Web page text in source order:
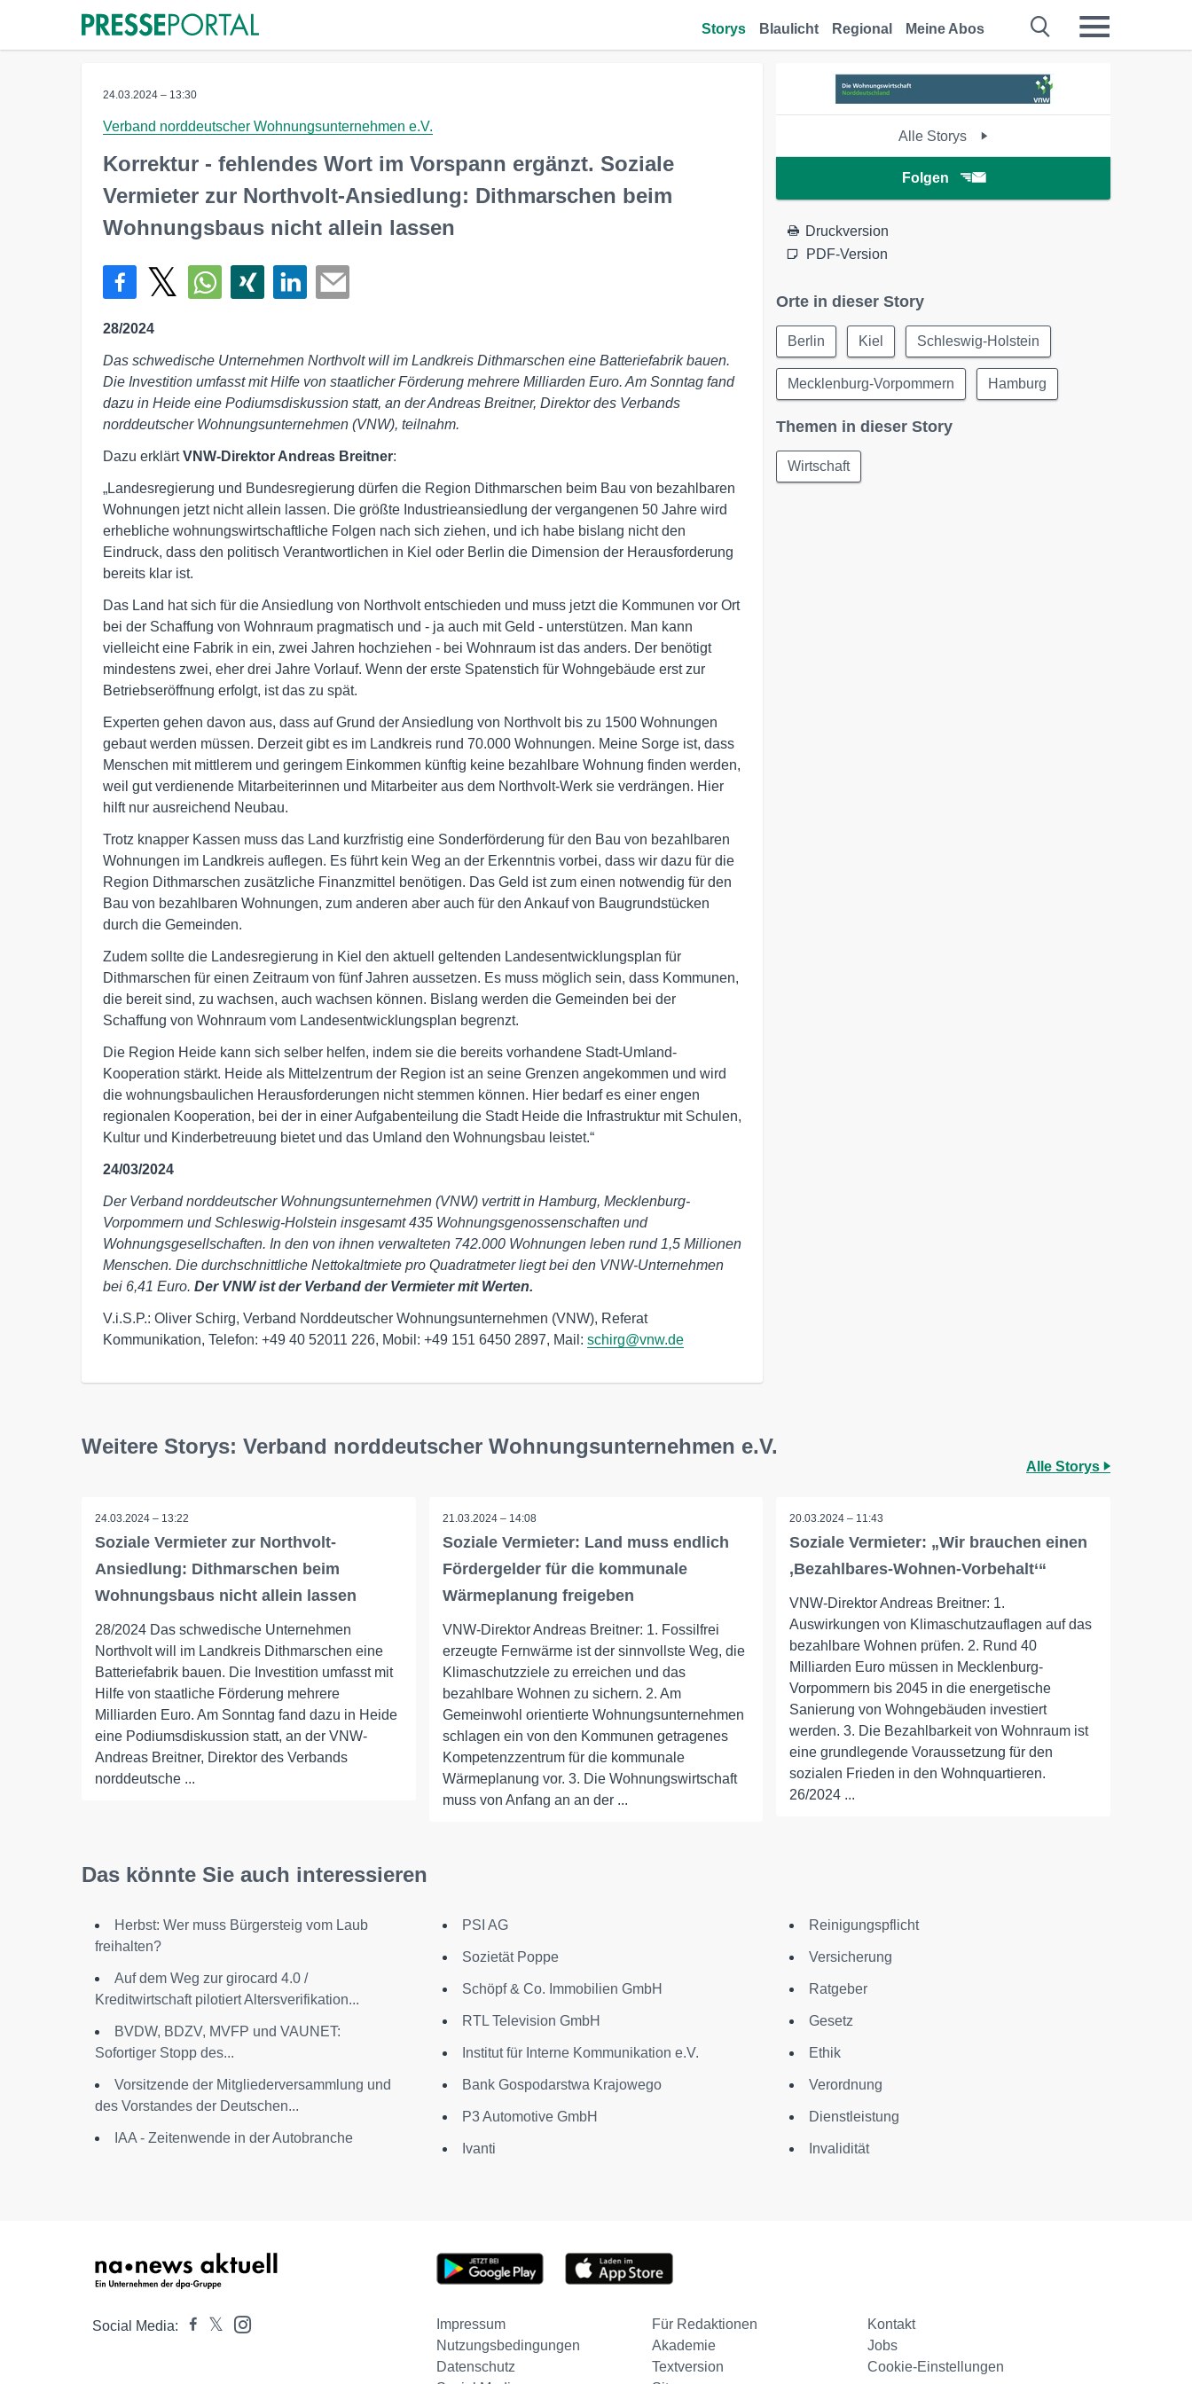
Storys Blaulicht Regional Meine Abos
24.03.2024 – 13:30
Verband norddeutscher Wohnungsunternehmen e.V.
Korrektur - fehlendes Wort im Vorspann ergänzt. Soziale
Vermieter zur Northvolt-Ansiedlung: Dithmarschen beim
Wohnungsbaus nicht allein lassen
28/2024
Das schwedische Unternehmen Northvolt will im Landkreis Dithmarschen eine Batteriefabrik bauen.
Die Investition umfasst mit Hilfe von staatlicher Förderung mehrere Milliarden Euro. Am Sonntag fand
dazu in Heide eine Podiumsdiskussion statt, an der Andreas Breitner, Direktor des Verbands
norddeutscher Wohnungsunternehmen (VNW), teilnahm.
Dazu erklärtVNW-Direktor Andreas Breitner:
„Landesregierung und Bundesregierung dürfen die Region Dithmarschen beim Bau von bezahlbaren
Wohnungen jetzt nicht allein lassen. Die größte Industrieansiedlung der vergangenen 50 Jahre wird
erhebliche wohnungswirtschaftliche Folgen nach sich ziehen, und ich habe bislang nicht den
Eindruck, dass den politisch Verantwortlichen in Kiel oder Berlin die Dimension der Herausforderung
bereits klar ist.
Das Land hat sich für die Ansiedlung von Northvolt entschieden und muss jetzt die Kommunen vor Ort
bei der Schaffung von Wohnraum pragmatisch und - ja auch mit Geld - unterstützen. Man kann
vielleicht eine Fabrik in ein, zwei Jahren hochziehen - bei Wohnraum ist das anders. Der benötigt
mindestens zwei, eher drei Jahre Vorlauf. Wenn der erste Spatenstich für Wohngebäude erst zur
Betriebseröffnung erfolgt, ist das zu spät.
Experten gehen davon aus, dass auf Grund der Ansiedlung von Northvolt bis zu 1500 Wohnungen
gebaut werden müssen. Derzeit gibt es im Landkreis rund 70.000 Wohnungen. Meine Sorge ist, dass
Menschen mit mittlerem und geringem Einkommen künftig keine bezahlbare Wohnung finden werden,
weil gut verdienende Mitarbeiterinnen und Mitarbeiter aus dem Northvolt-Werk sie verdrängen. Hier
hilft nur ausreichend Neubau.
Trotz knapper Kassen muss das Land kurzfristig eine Sonderförderung für den Bau von bezahlbaren
Wohnungen im Landkreis auflegen. Es führt kein Weg an der Erkenntnis vorbei, dass wir dazu für die
Region Dithmarschen zusätzliche Finanzmittel benötigen. Das Geld ist zum einen notwendig für den
Bau von bezahlbaren Wohnungen, zum anderen aber auch für den Ankauf von Baugrundstücken
durch die Gemeinden.
Zudem sollte die Landesregierung in Kiel den aktuell geltenden Landesentwicklungsplan für
Dithmarschen für einen Zeitraum von fünf Jahren aussetzen. Es muss möglich sein, dass Kommunen,
die bereit sind, zu wachsen, auch wachsen können. Bislang werden die Gemeinden bei der
Schaffung von Wohnraum vom Landesentwicklungsplan begrenzt.
Die Region Heide kann sich selber helfen, indem sie die bereits vorhandene Stadt-Umland-
Kooperation stärkt. Heide als Mittelzentrum der Region ist an seine Grenzen angekommen und wird
die wohnungsbaulichen Herausforderungen nicht stemmen können. Hier bedarf es einer engen
regionalen Kooperation, bei der in einer Aufgabenteilung die Stadt Heide die Infrastruktur mit Schulen,
Kultur und Kinderbetreuung bietet und das Umland den Wohnungsbau leistet.“
24/03/2024
Der Verband norddeutscher Wohnungsunternehmen (VNW) vertritt in Hamburg, Mecklenburg-
Vorpommern und Schleswig-Holstein insgesamt 435 Wohnungsgenossenschaften und
Wohnungsgesellschaften. In den von ihnen verwalteten 742.000 Wohnungen leben rund 1,5 Millionen
Menschen. Die durchschnittliche Nettokaltmiete pro Quadratmeter liegt bei den VNW-Unternehmen
bei 6,41 Euro. Der VNW ist der Verband der Vermieter mit Werten.
V.i.S.P.: Oliver Schirg, Verband Norddeutscher Wohnungsunternehmen (VNW), Referat
Kommunikation, Telefon: +49 40 52011 226, Mobil: +49 151 6450 2897, Mail: schirg@vnw.de
Alle Storys
Folgen
Druckversion
PDF-Version
Orte in dieser Story
Berlin Kiel Schleswig-Holstein
Mecklenburg-Vorpommern Hamburg
Themen in dieser Story
Wirtschaft
Weitere Storys: Verband norddeutscher Wohnungsunternehmen e.V.
Alle Storys
24.03.2024 – 13:22
Soziale Vermieter zur Northvolt-
Ansiedlung: Dithmarschen beim
Wohnungsbaus nicht allein lassen
28/2024 Das schwedische Unternehmen
Northvolt will im Landkreis Dithmarschen eine
Batteriefabrik bauen. Die Investition umfasst mit
Hilfe von staatliche Förderung mehrere
Milliarden Euro. Am Sonntag fand dazu in Heide
eine Podiumsdiskussion statt, an der VNW-
Andreas Breitner, Direktor des Verbands
norddeutsche ...
21.03.2024 – 14:08
Soziale Vermieter: Land muss endlich
Fördergelder für die kommunale
Wärmeplanung freigeben
VNW-Direktor Andreas Breitner: 1. Fossilfrei
erzeugte Fernwärme ist der sinnvollste Weg, die
Klimaschutzziele zu erreichen und das
bezahlbare Wohnen zu sichern. 2. Am
Gemeinwohl orientierte Wohnungsunternehmen
schlagen ein von den Kommunen getragenes
Kompetenzzentrum für die kommunale
Wärmeplanung vor. 3. Die Wohnungswirtschaft
muss von Anfang an an der ...
20.03.2024 – 11:43
Soziale Vermieter: „Wir brauchen einen
‚Bezahlbares-Wohnen-Vorbehalt‘“
VNW-Direktor Andreas Breitner: 1.
Auswirkungen von Klimaschutzauflagen auf das
bezahlbare Wohnen prüfen. 2. Rund 40
Milliarden Euro müssen in Mecklenburg-
Vorpommern bis 2045 in die energetische
Sanierung von Wohngebäuden investiert
werden. 3. Die Bezahlbarkeit von Wohnraum ist
eine grundlegende Voraussetzung für den
sozialen Frieden in den Wohnquartieren.
26/2024 ...
Das könnte Sie auch interessieren
Herbst: Wer muss Bürgersteig vom Laub
freihalten?
Auf dem Weg zur girocard 4.0 /
Kreditwirtschaft pilotiert Altersverifikation...
BVDW, BDZV, MVFP und VAUNET:
Sofortiger Stopp des...
Vorsitzende der Mitgliederversammlung und
des Vorstandes der Deutschen...
IAA - Zeitenwende in der Autobranche
PSI AG
Sozietät Poppe
Schöpf & Co. Immobilien GmbH
RTL Television GmbH
Institut für Interne Kommunikation e.V.
Bank Gospodarstwa Krajowego
P3 Automotive GmbH
Ivanti
Reinigungspflicht
Versicherung
Ratgeber
Gesetz
Ethik
Verordnung
Dienstleistung
Invalidität
Social Media: Impressum Für Redaktionen
Kontakt
Nutzungsbedingungen
Akademie
Jobs
Datenschutz
Textversion
Cookie-Einstellungen